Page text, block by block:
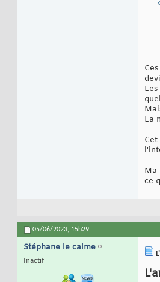
La
Ma
ce
05/06/2023, 15h29
Stéphane le calme
Inactif